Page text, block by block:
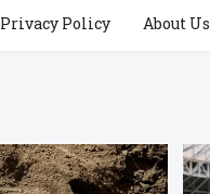
Privacy Policy About Us